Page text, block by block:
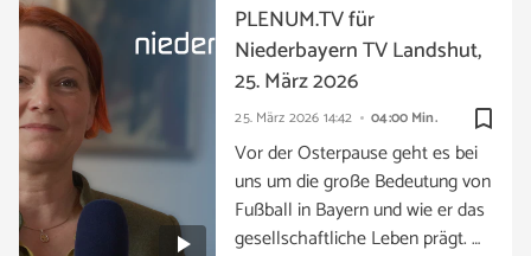
bookmark_border
25. März 2026 14:42 04:00 Min.
PLENUM.TV für
Niederbayern TV Landshut,
25. März 2026
Vor der Osterpause geht es bei
uns um die große Bedeutung von
Fußball in Bayern und wie er das
gesellschaftliche Leben prägt. …